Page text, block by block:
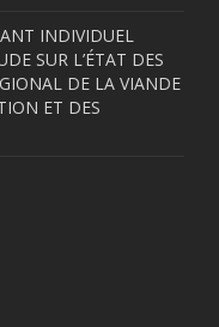
INDIVIDUEL
SUR L’ÉTAT DES
DE LA VIANDE
ET DES